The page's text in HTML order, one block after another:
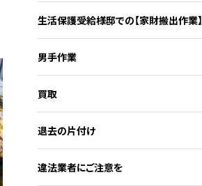
生活保護受給様邸での【家財搬出作業】
男手作業
買取
退去の片付け
違法業者にご注意を